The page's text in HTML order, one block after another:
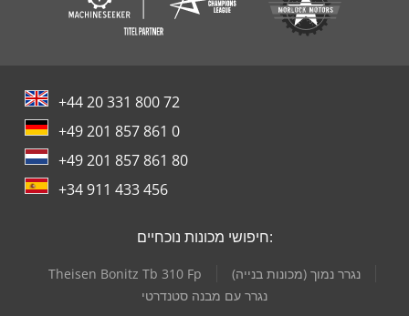
+44 20 331 800 72
+49 201 857 861 0
+49 201 857 861 80
+34 911 433 456
חיפושי מכונות נוכחיים:
Theisen Bonitz Tb 310 Fp
נגרר נמוך (מכונות בנייה)
נגרר עם מבנה סטנדרטי